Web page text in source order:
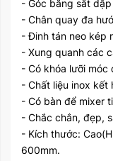
- Góc bằng sắt
- Chân quay đa
- Đinh tán neo kép
- Xung quanh các
- Có khóa lưỡi móc
- Chất liệu inox kết
- Có bàn để mixer
- Chắc chắn, đẹp,
- Kích thước:
600mm.